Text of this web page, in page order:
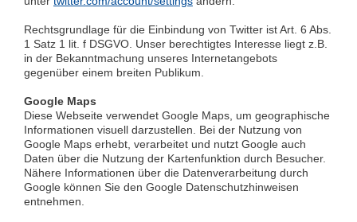
Rechtsgrundlage für die Einbindung von Twitter ist Art. 6 Abs.
1 Satz 1 lit. f DSGVO. Unser berechtigtes Interesse liegt z.B.
in der Bekanntmachung unseres Internetangebots
gegenüber einem breiten Publikum.
Google Maps
Diese Webseite verwendet Google Maps, um geographische
Informationen visuell darzustellen. Bei der Nutzung von
Google Maps erhebt, verarbeitet und nutzt Google auch
Daten über die Nutzung der Kartenfunktion durch Besucher.
Nähere Informationen über die Datenverarbeitung durch
Google können Sie den Google Datenschutzhinweisen
entnehmen.